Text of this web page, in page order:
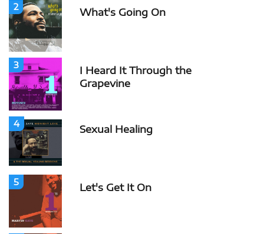
2 What's Going On
3
I Heard It Through the
Grapevine
4 Sexual Healing
5 Let's Get It On